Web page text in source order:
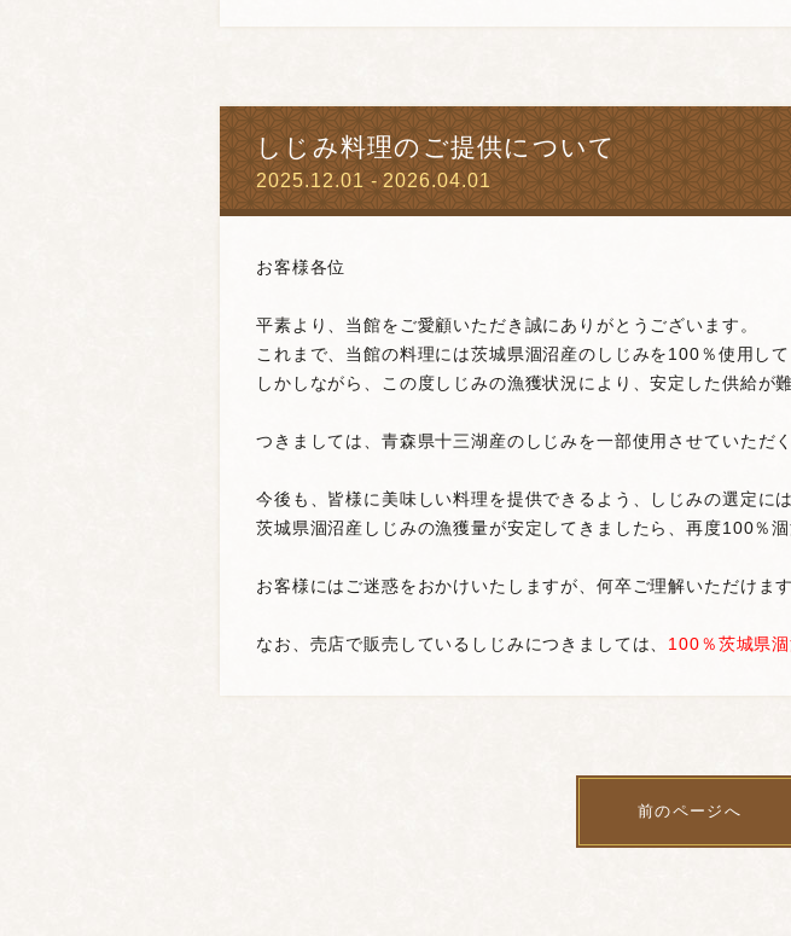
しじみ料理のご提供について
2025.12.01 - 2026.04.01
お客様各位
平素より、当館をご愛顧いただき誠にありがとうございます。
これまで、当館の料理には茨城県涸沼産のしじみを100％使用して
しかしながら、この度しじみの漁獲状況により、安定した供給が
つきましては、青森県十三湖産のしじみを一部使用させていただ
今後も、皆様に美味しい料理を提供できるよう、しじみの選定に
茨城県涸沼産しじみの漁獲量が安定してきましたら、再度100％
お客様にはご迷惑をおかけいたしますが、何卒ご理解いただけま
なお、売店で販売しているしじみにつきましては、 100％茨城県
前のページへ